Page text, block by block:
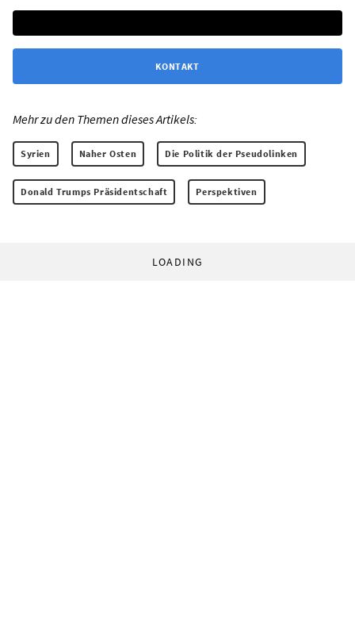
KONTAKT
Mehr zu den Themen dieses Artikels:
Syrien Naher Osten Die Politik der Pseudolinken
Donald Trumps Präsidentschaft Perspektiven
LOADING